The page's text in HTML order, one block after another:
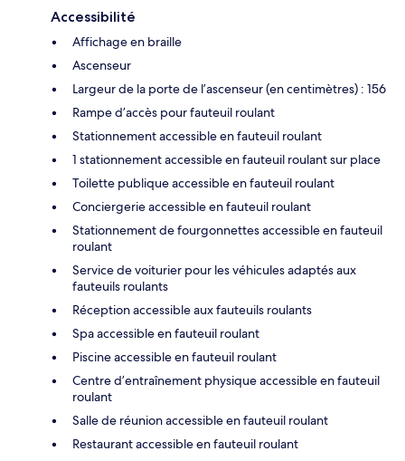
Accessibilité
Affichage en braille
Ascenseur
Largeur de la porte de l’ascenseur (en centimètres) : 156
Rampe d’accès pour fauteuil roulant
Stationnement accessible en fauteuil roulant
1 stationnement accessible en fauteuil roulant sur place
Toilette publique accessible en fauteuil roulant
Conciergerie accessible en fauteuil roulant
Stationnement de fourgonnettes accessible en fauteuil
roulant
Service de voiturier pour les véhicules adaptés aux
fauteuils roulants
Réception accessible aux fauteuils roulants
Spa accessible en fauteuil roulant
Piscine accessible en fauteuil roulant
Centre d’entraînement physique accessible en fauteuil
roulant
Salle de réunion accessible en fauteuil roulant
Restaurant accessible en fauteuil roulant